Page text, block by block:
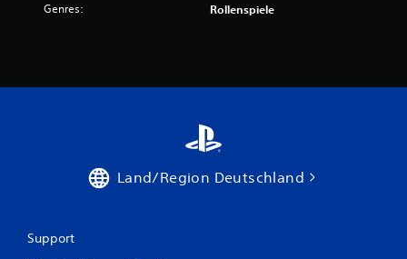
Genres: Rollenspiele
Land/Region Deutschland
Support